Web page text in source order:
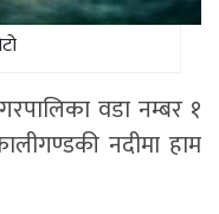
वडा नम्बर १
नदीमा हाम